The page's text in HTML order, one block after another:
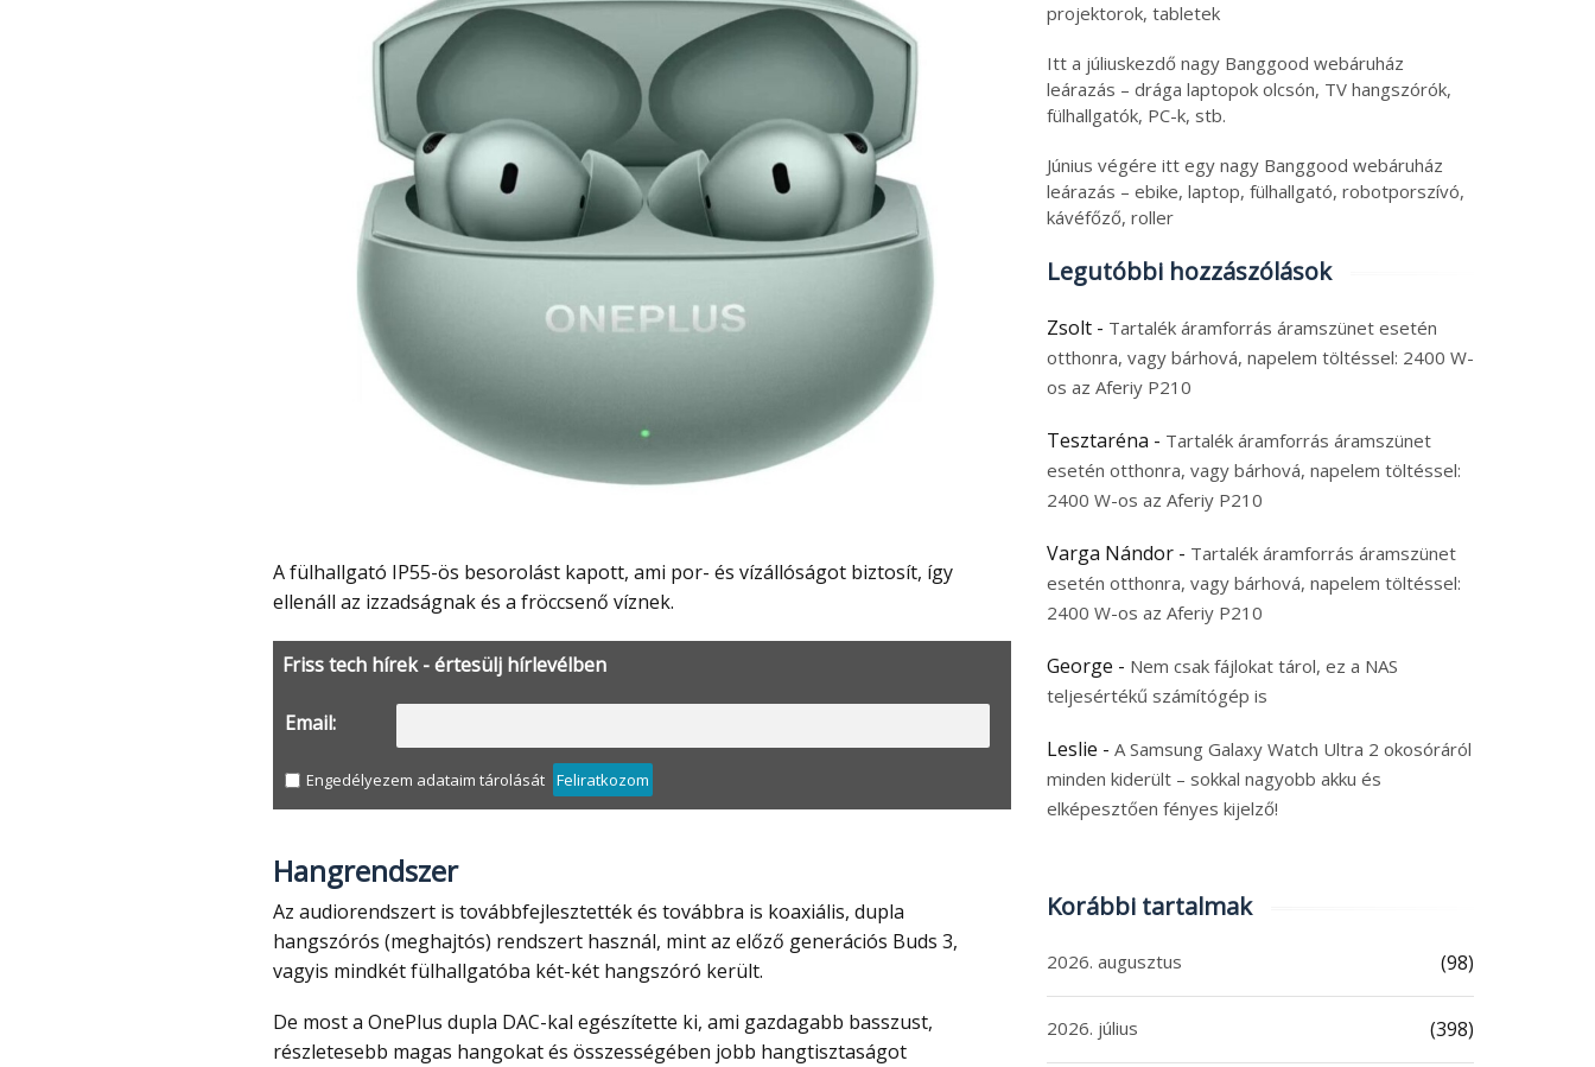
A fülhallgató IP55-ös besorolást kapott, ami por- és vízállóságot biztosít, így
ellenáll az izzadságnak és a fröccsenő víznek.
Friss tech hírek - értesülj hírlevélben
Email:
Engedélyezem adataim tárolását Feliratkozom
Hangrendszer
Az audiorendszert is továbbfejlesztették és továbbra is koaxiális, dupla
hangszórós (meghajtós) rendszert használ, mint az előző generációs Buds 3,
vagyis mindkét fülhallgatóba két-két hangszóró került.
De most a OnePlus dupla DAC-kal egészítette ki, ami gazdagabb basszust,
részletesebb magas hangokat és összességében jobb hangtisztaságot
projektorok, tabletek
Itt a júliuskezdő nagy Banggood webáruház
leárazás – drága laptopok olcsón, TV hangszórók,
fülhallgatók, PC-k, stb.
Június végére itt egy nagy Banggood webáruház
leárazás – ebike, laptop, fülhallgató, robotporszívó,
kávéfőző, roller
Legutóbbi hozzászólások
Zsolt - Tartalék áramforrás áramszünet esetén
otthonra, vagy bárhová, napelem töltéssel: 2400 W-
os az Aferiy P210
Tesztaréna - Tartalék áramforrás áramszünet
esetén otthonra, vagy bárhová, napelem töltéssel:
2400 W-os az Aferiy P210
Varga Nándor - Tartalék áramforrás áramszünet
esetén otthonra, vagy bárhová, napelem töltéssel:
2400 W-os az Aferiy P210
George - Nem csak fájlokat tárol, ez a NAS
teljesértékű számítógép is
Leslie - A Samsung Galaxy Watch Ultra 2 okosóráról
minden kiderült – sokkal nagyobb akku és
elképesztően fényes kijelző!
Korábbi tartalmak
2026. augusztus (98)
2026. július (398)